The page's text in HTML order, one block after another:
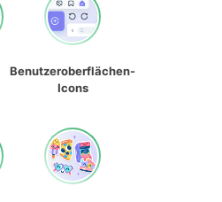
Benutzeroberflächen-
Icons